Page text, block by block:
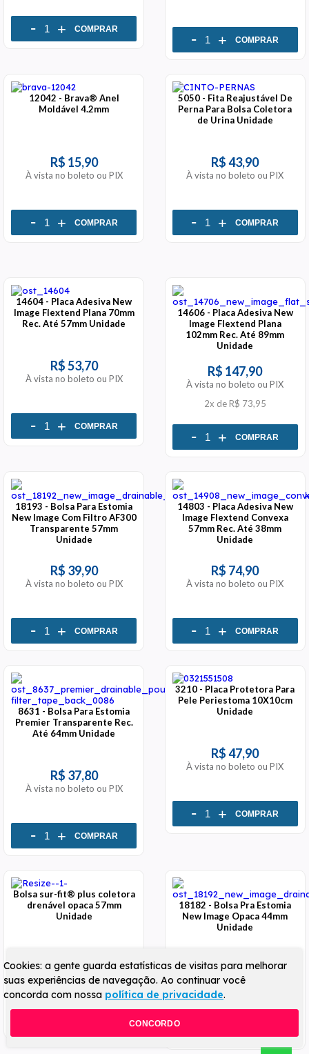
- + COMPRAR - + COMPRAR
12042 - Brava® Anel
Moldável 4.2mm
R$ 15,90
À vista no boleto ou PIX
- + COMPRAR
5050 - Fita Reajustável De
Perna Para Bolsa Coletora
de Urina Unidade
R$ 43,90
À vista no boleto ou PIX
- + COMPRAR
14604 - Placa Adesiva New
Image Flextend Plana 70mm
Rec. Até 57mm Unidade
R$ 53,70
À vista no boleto ou PIX
- + COMPRAR
14606 - Placa Adesiva New
Image Flextend Plana
102mm Rec. Até 89mm
Unidade
R$ 147,90
À vista no boleto ou PIX
2x de R$ 73,95
- + COMPRAR
18193 - Bolsa Para Estomia
New Image Com Filtro AF300
Transparente 57mm
Unidade
R$ 39,90
À vista no boleto ou PIX
- + COMPRAR
14803 - Placa Adesiva New
Image Flextend Convexa
57mm Rec. Até 38mm
Unidade
R$ 74,90
À vista no boleto ou PIX
- + COMPRAR
8631 - Bolsa Para Estomia
Premier Transparente Rec.
Até 64mm Unidade
R$ 37,80
À vista no boleto ou PIX
- + COMPRAR
3210 - Placa Protetora Para
Pele Periestoma 10X10cm
Unidade
R$ 47,90
À vista no boleto ou PIX
- + COMPRAR
Bolsa sur-fit® plus coletora
drenável opaca 57mm
Unidade
À vista no boleto ou PIX
18182 - Bolsa Pra Estomia
New Image Opaca 44mm
Unidade
R$ 38,90
À vista no boleto ou PIX
Cookies: a gente guarda estatísticas de visitas para melhorar
suas experiências de navegação. Ao continuar você
concorda com nossa política de privacidade.
CONCORDO